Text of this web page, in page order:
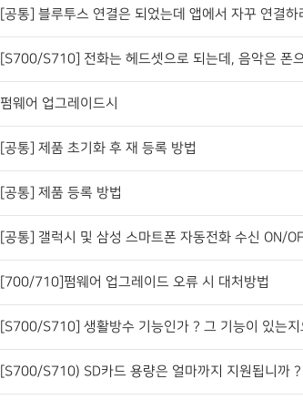
[공통] 블루투스 연결은 되었는데 앱에서 자꾸 연결하
[S700/S710] 전화는 헤드셋으로 되는데, 음악은 폰
펌웨어 업그레이드시
[공통] 제품 초기화 후 재 등록 방법
[공통] 제품 등록 방법
[공통] 갤럭시 및 삼성 스마트폰 자동전화 수신 ON/
[700/710]펌웨어 업그레이드 오류 시 대처방법
[S700/S710] 생활방수 기능인가 ? 그 기능이 있는지
[S700/S710) SD카드 용량은 얼마까지 지원됩니까 ?